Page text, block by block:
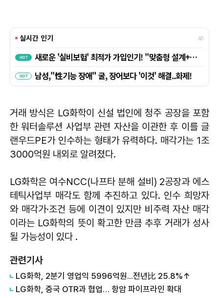
거래 방식은 LG화학이 신설 법인에 청주 공장을 포함
한 워터솔루션 사업부 관련 자산을 이관한 후 이를 글
랜우드PE가 인수하는 형태가 유력하다. 매각가는 1조
3000억원 내외로 알려졌다.
LG화학은 여수NCC(나프타 분해 설비) 2공장과 에스
테틱사업부 매각도 함께 추진하고 있다. 인수 희망자
와 매각가·조건 등에 이견이 있지만 비주력 자산 매각
이라는 LG화학의 뜻이 확고한 만큼 추후 거래가 성사
될 가능성이 있다 .
관련기사
LG화학, 2분기 영업익 5996억원...전년比 25.8%↑
LG화학, 중국 OTR과 협업… 항암 파이프라인 확대